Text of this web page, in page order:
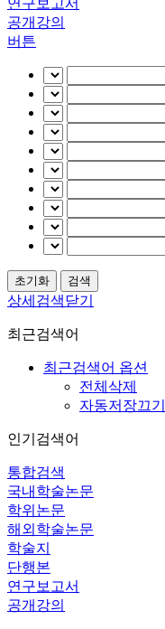
연구보고서
공개강의
버튼
상세검색닫기
최근검색어
최근검색어 옵션
전체삭제
자동저장끄기
인기검색어
통합검색
국내학술논문
학위논문
해외학술논문
학술지
단행본
연구보고서
공개강의